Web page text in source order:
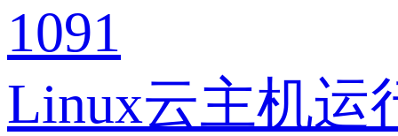
1091
Linux云主机运